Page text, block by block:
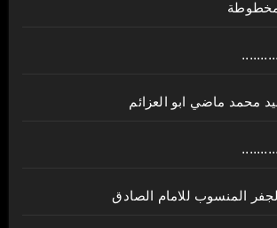
مخطوطة
محمد ماضي ابو العزائم
المنسوب للامام الصادق